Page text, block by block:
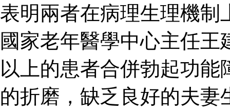
表明兩者在病理生理機制
國家老年醫學中心主任
以上的患者合併勃起功
的折磨，缺乏良好的夫